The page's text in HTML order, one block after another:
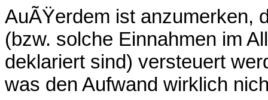
AuÃŸerdem ist anzumerken,
(bzw. solche Einnahmen im
deklariert sind) versteuert
was den Aufwand wirklich